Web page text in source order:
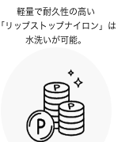
軽量で耐久性の高い
「リップストップナイロン」は
水洗いが可能。